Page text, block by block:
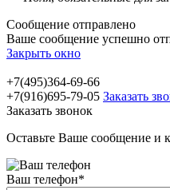
Сообщение отправлено
Ваше сообщение успешно
Закрыть окно
+7(495)364-69-66
+7(916)695-79-05 Заказать
Заказать звонок
Оставьте Ваше сообщение и
Ваш телефон*